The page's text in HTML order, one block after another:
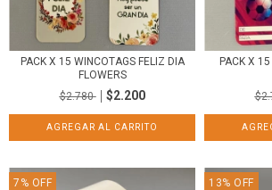
PACK X 15 WINCOTAGS FELIZ DIA
FLOWERS
$2.780
$2.200
PACK X
7 % OFF 13% OFF